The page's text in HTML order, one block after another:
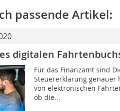
passende Artikel:
digitalen
Für das Finanzamt sind
Steuererklärung genauer
von elektronischen
ob die...